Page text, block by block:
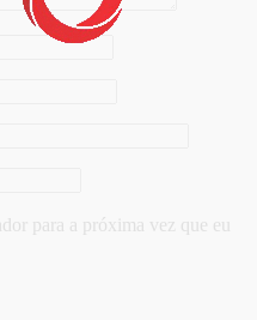
para a próxima vez que eu